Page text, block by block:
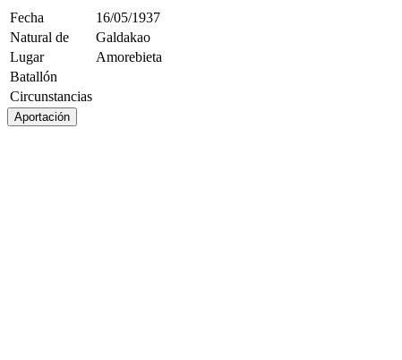
Fecha
16/05/1937
Natural de
Galdakao
Lugar
Amorebieta
Batallón
Circunstancias